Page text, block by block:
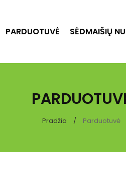
PARDUOTUVĖ SĖDMAIŠIŲ
Pradžia Parduotuvė